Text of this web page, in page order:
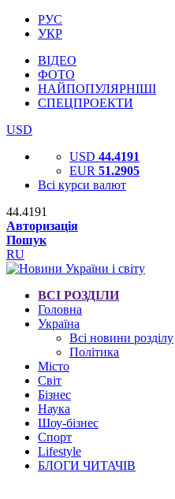
РУС
УКР
ВІДЕО
ФОТО
НАЙПОПУЛЯРНІШІ
СПЕЦПРОЕКТИ
USD
USD 44.4191
EUR 51.2905
Всі курси валют
44.4191
Авторизація
Пошук
RU
ВСІ РОЗДІЛИ
Головна
Україна
Всі новини розділу
Політика
Місто
Світ
Бізнес
Наука
Шоу-бізнес
Спорт
Lifestyle
БЛОГИ ЧИТАЧІВ